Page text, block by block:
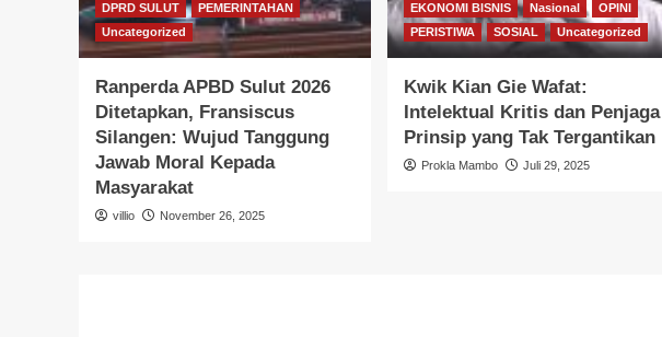
DPRD SULUT
PEMERINTAHAN
Uncategorized
Ranperda APBD Sulut 2026
Ditetapkan, Fransiscus
Silangen: Wujud Tanggung
Jawab Moral Kepada
Masyarakat
villio November 26, 2025
EKONOMI BISNIS Nasional
OPINI
PERISTIWA
SOSIAL Uncategorized
Kwik Kian Gie Wafat:
Intelektual Kritis dan Penjaga
Prinsip yang Tak Tergantikan
Prokla Mambo Juli 29, 2025